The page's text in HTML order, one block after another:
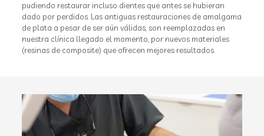
pudiendo restaurar incluso dientes que antes se hubieran
dado por perdidos. Las antiguas restauraciones de amalgama
de plata a pesar de ser aún válidas, son reemplazadas en
nuestra clínica llegado el momento, por nuevos materiales
(resinas de composite) que ofrecen mejores resultados.